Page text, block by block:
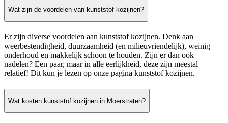
Wat zijn de voordelen van kunststof kozijnen?
Er zijn diverse voordelen aan kunststof kozijnen. Denk aan
weerbestendigheid, duurzaamheid (en milieuvriendelijk), weinig
onderhoud en makkelijk schoon te houden. Zijn er dan ook
nadelen? Een paar, maar in alle eerlijkheid, deze zijn meestal
relatief! Dit kun je lezen op onze pagina kunststof kozijnen.
Wat kosten kunststof kozijnen in Moerstraten?